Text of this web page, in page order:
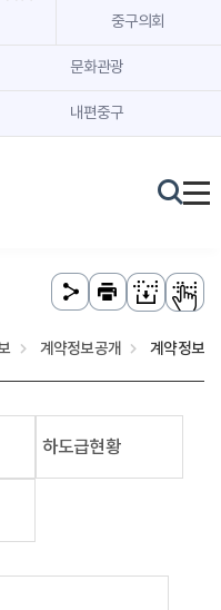
기
기
중구의회
문화관광
내편중구
계약정보공개 계약정보
하도급현황